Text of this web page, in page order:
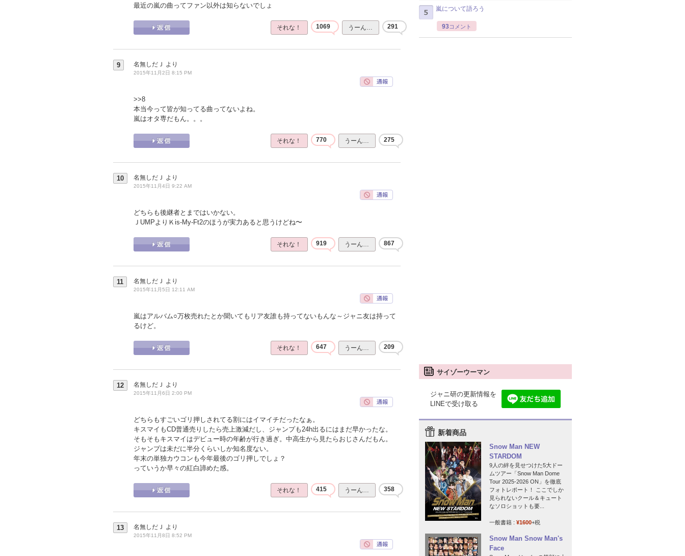
最近の嵐の曲ってファン以外は知らないでしょ
それな！ 1069 うーん… 291
9 名無しだＪ より
2015年11月2日 8:15 PM
>>8
本当今って皆が知ってる曲ってないよね。
嵐はオタ専だもん。。。
それな！ 770 うーん… 275
10 名無しだＪ より
2015年11月4日 9:22 AM
どちらも後継者とまではいかない。
ＪUMPよりＫis-My-Ft2のほうが実力あると思うけどね〜
それな！ 919 うーん… 867
11 名無しだＪ より
2015年11月5日 12:11 AM
嵐はアルバム○万枚売れたとか聞いてもリア友誰も持ってないもんな～ジャニ友は持って
るけど。
それな！ 647 うーん… 209
12 名無しだＪ より
2015年11月6日 2:00 PM
どちらもすごいゴリ押しされてる割にはイマイチだったなぁ。
キスマイもCD普通売りしたら売上激減だし、ジャンプも24h出るにはまだ早かったな。
そもそもキスマイはデビュー時の年齢が行き過ぎ。中高生から見たらおじさんだもん。
ジャンプは未だに半分くらいしか知名度ない。
年末の単独カウコンも今年最後のゴリ押しでしょ？
っていうか早々の紅白諦めた感。
それな！ 415 うーん… 358
13 名無しだＪ より
2015年11月8日 8:52 PM
嵐について語ろう
93コメント
サイゾーウーマン
ジャニ研の更新情報を
LINEで受け取る
新着商品
Snow Man NEW
STARDOM
9人の絆を見せつけた5大ドー
ムツアー「Snow Man Dome
Tour 2025-2026 ON」を徹底
フォトレポート！ ここでしか
見られないクール＆キュート
なソロショットも要...
一般書籍 : ¥1600+税
Snow Man Snow Man's
Face